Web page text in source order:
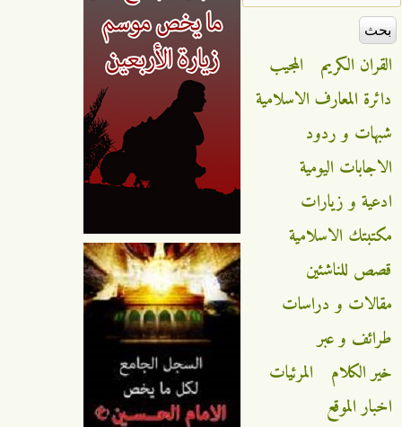
القران الكريم
المجيب
دائرة المعارف الاسلامية
شبهات و ردود
الاجابات اليومية
ادعية و زيارات
مكتبتك الاسلامية
قصص للناشئين
مقالات و دراسات
طرائف و عبر
خير الكلام
المرئيات
اخبار الموقع